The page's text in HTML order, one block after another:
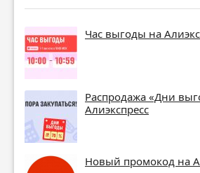
Час выгоды на
Распродажа «Дни
Алиэкспресс
Новый промокод на